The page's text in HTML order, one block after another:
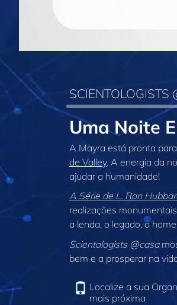
SCIENTOLOGISTS
Uma Noite
A Mayra está pronta
de Valley. A energia da
ajudar a humanidade!
A Série de L. Ron
realizações
a lenda, o legado, o
Scientologists @casa
bem e a prosperar na
Localize a sua
mais próxima